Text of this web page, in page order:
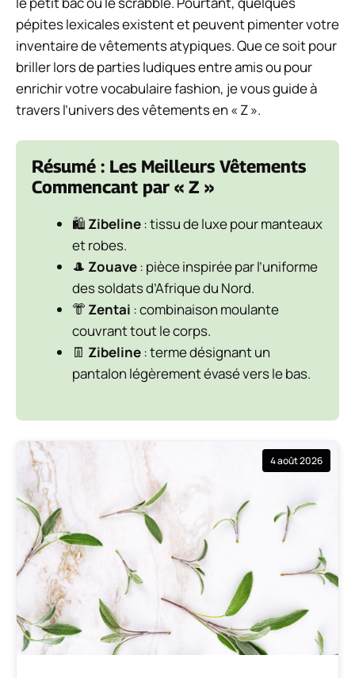
pépites lexicales existent et peuvent pimenter votre
inventaire de vêtements atypiques. Que ce soit pour
briller lors de parties ludiques entre amis ou pour
enrichir votre vocabulaire fashion, je vous guide à
travers l’univers des vêtements en « Z ».
Résumé : Les Meilleurs Vêtements
Commencant par « Z »
🛍️ Zibeline: tissu de luxe pour manteaux
et robes.
🎩 Zouave: pièce inspirée par l’uniforme
des soldats d’Afrique du Nord.
👘 Zentai : combinaison moulante
couvrant tout le corps.
👖 Zibeline: terme désignant un
pantalon légèrement évasé vers le bas.
4 août 2026